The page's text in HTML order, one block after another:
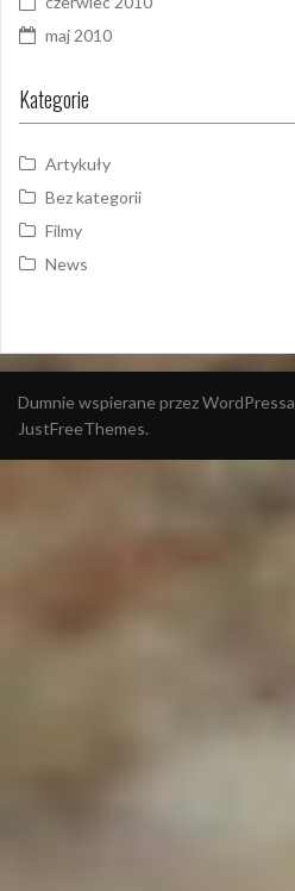
maj 2010
Kategorie
Artykuły
Bez kategorii
Filmy
News
Dumnie wspierane przez WordPressa
JustFreeThemes.